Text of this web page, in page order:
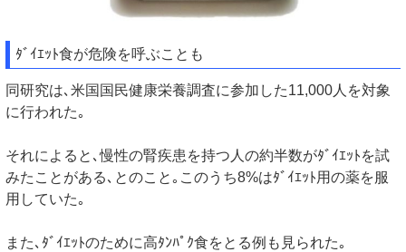
ﾀﾞｲｴｯﾄ食が危険を呼ぶことも
同研究は､米国国民健康栄養調査に参加した11,000人を対象
に行われた｡
それによると､慢性の腎疾患を持つ人の約半数がﾀﾞｲｴｯﾄを試
みたことがある､とのこと｡このうち8%はﾀﾞｲｴｯﾄ用の薬を服
用していた｡
また､ﾀﾞｲｴｯﾄのために高ﾀﾝﾊﾟｸ食をとる例も見られた｡